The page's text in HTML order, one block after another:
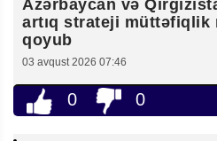
Azərbaycan və
artıq strateji müttəfiqlik
qoyub
03 avqust 2026 07:46
0 0